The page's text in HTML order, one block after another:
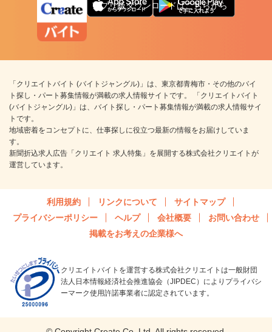
アプリ版ダウンロードはこちらから
「クリエイトバイト (バイトジャングル)」は、東京都青梅市・その他のバイ
ト探し・パート募集情報が満載の求人情報サイトです。 「クリエイトバイト
(バイトジャングル)」は、バイト探し・パート募集情報が満載の求人情報サイ
トです。
地域密着をコンセプトに、仕事探しに役立つ最新の情報をお届けしていま
す。
新聞折込求人広告「クリエイト 求人特集」を展開する株式会社クリエイトが
運営しています。
利用規約 リンクについて
サイトマップ
プライバシーポリシー
ヘルプ 会社概要
お問い合わせ
掲載をお考えの企業様へ
クリエイトバイトを運営する株式会社クリエイトは一般財団
法人日本情報経済社会推進協会（JIPDEC）によりプライバシ
ーマーク使用許諾事業者に認定されています。